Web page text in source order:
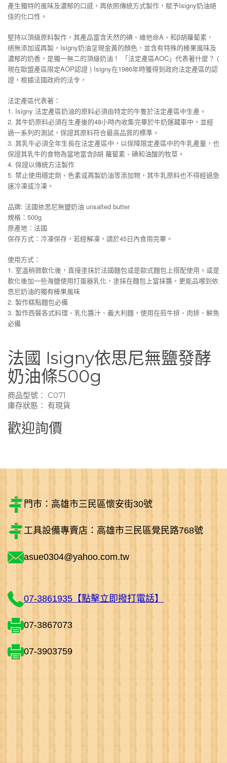
產生獨特的風味及濃郁的口感，再依照傳統方式製作，賦予Isigny奶油絕
佳的化口性。
堅持以頂級原料製作，其產品富含天然的碘、維他命A、和β胡蘿蔔素，
絕無添加或再製，Isigny奶油呈現金黃的顏色，並含有特殊的榛果風味及
濃郁的奶香，是獨一無二的頂級奶油！ 「法定產區AOC」代表著什麼？ (
現在歐盟產區限定AOP認證 ) Isigny在1986年時獲得到政府法定產區的認
證，根據法國政府的法令，
法定產區代表著：
1. Isigny 法定產區奶油的原料必須由特定的牛隻於法定產區中生產。
2. 其牛奶原料必須在生產後的48小時內收集完畢於牛奶運藏車中，並經
過一系列的測試，保證其原料符合最高品質的標準。
3. 其乳牛必須全年生長在法定產區中，以保障限定產區中的牛乳產量，也
保證其乳牛的食物為當地富含β胡 蘿蔔素、碘和油酸的牧草。
4. 保證以傳統方法製作
5. 禁止使用穩定劑、色素或再製奶油等添加物，其牛乳原料也不得經過急
速冷凍或冷凍。
品牌: 法國依思尼無鹽奶油 unsalted butter
規格：500g
原產地：法國
保存方式：冷凍保存，若經解凍，請於45日內食用完畢。
使用方式：
1. 室溫稍微軟化後，直接塗抹於法國麵包或是歐式麵包上搭配使用。或是
軟化後加一些海鹽使用打蛋器乳化，塗抹在麵包上當抹醬，更能品嚐到依
思尼奶油的獨有榛果風味
2. 製作糕點麵包必備
3. 製作西餐各式料理、乳化醬汁、義大利麵，使用在煎牛排、肉排、鮮魚
必備
法國 Isigny依思尼無鹽發酵
奶油條500g
商品型號： C071
庫存狀態： 有現貨
歡迎詢價
門市：高雄市三民區懷安街30號
工具設備專賣店：高雄市三民區覺民路768號
asue0304@yahoo.com.tw
07-3861935【點擊立即撥打電話】
07-3867073
07-3903759